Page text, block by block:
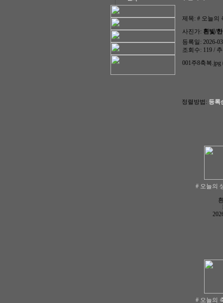
제목: # 오늘의
사진가: 흰빛/
등록일: 2026-
조회수: 119 /
001주8축복.jpg
정렬방법: 등록
# 오늘의
# 오늘의